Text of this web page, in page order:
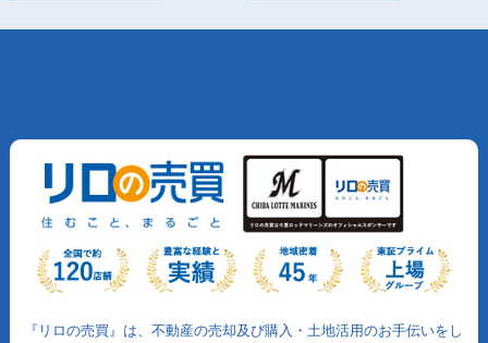
『リロの売買』は、不動産の売却及び購入・土地活用のお手伝いをし